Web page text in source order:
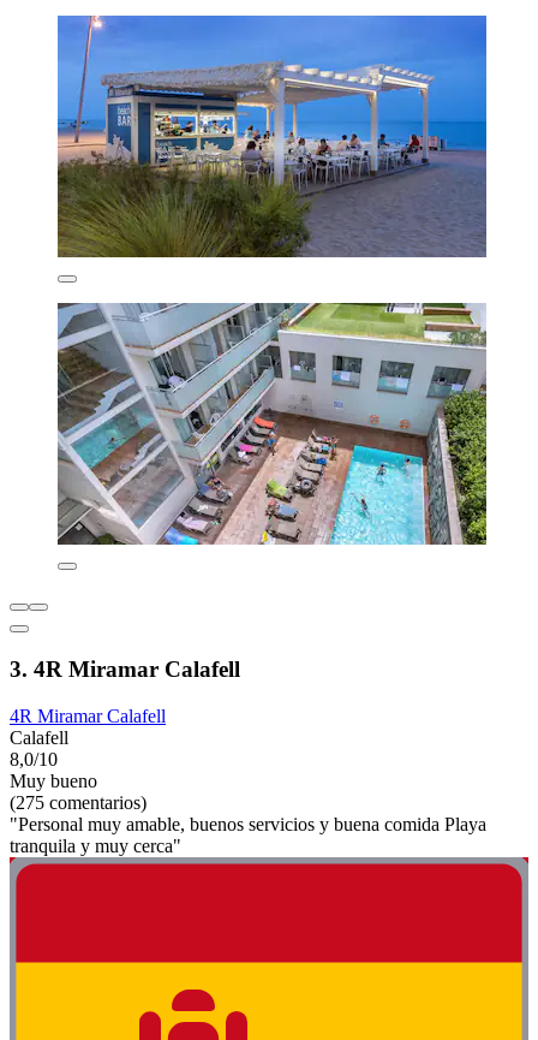
3. 4R Miramar Calafell
4R Miramar Calafell
Calafell
8,0/10
Muy bueno
(275 comentarios)
"Personal muy amable, buenos servicios y buena comida Playa
tranquila y muy cerca"